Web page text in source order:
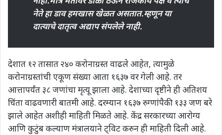
नेते हा डाव हमखास खेळत असतात.म्हणून या
दात्याचे दातृत्व अद्याप संपलेले नाही.
देशात १२ तासात २४० करोनाग्रस्त वाढले आहेत, त्यामुळे
करोनाग्रस्तांची एकूण संख्या आता १६३७ वर गेली आहे. तर
आत्तापर्यंत ३८ जणांचा मृत्यू झाला आहे. देशाच्या दृष्टीने ही अतिशय
चिंता वाढवणारी बातमी आहे. दरम्यान १६३७ रुग्णांपैकी १३३ जण बरे
झाले आहेत अशीही माहिती मिळते आहे. केंद्र सरकारच्या आरोग्य
आणि कुटुंब कल्याण मंत्रालयाने ट्विट करुन ही माहिती दिली आहे.